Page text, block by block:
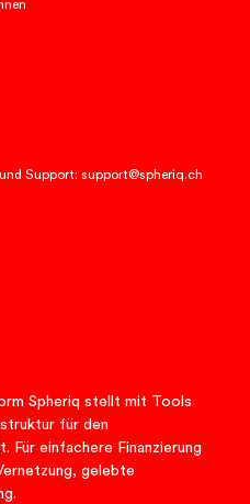
Support: support@spheriq.ch
Spheriq stellt mit Tools
für den
Für einfachere Finanzierung
gelebte